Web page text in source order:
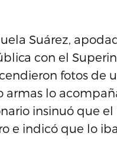
Suárez,
con el
fotos de
lo
insinuó que
e indicó que lo